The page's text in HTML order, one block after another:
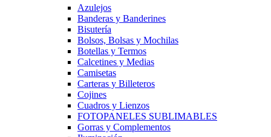
Azulejos
Banderas y Banderines
Bisutería
Bolsos, Bolsas y Mochilas
Botellas y Termos
Calcetines y Medias
Camisetas
Carteras y Billeteros
Cojines
Cuadros y Lienzos
FOTOPANELES SUBLIMABLES
Gorras y Complementos